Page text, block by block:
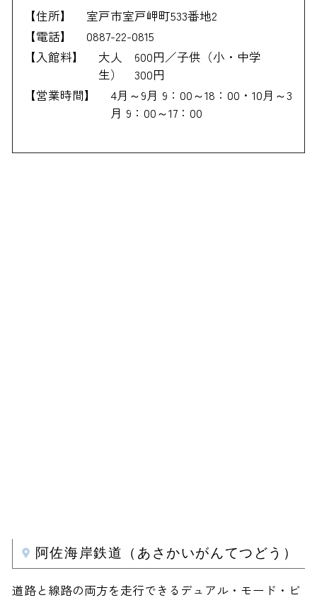
【住所】
室戸市室戸岬町533番地2
【電話】
0887-22-0815
【入館料】
大人 600円／子供（小・中学
生） 300円
【営業時間】
4月～9月 9：00～18：00・10月～3
月 9：00～17：00
阿佐海岸鉄道（あさかいがんてつどう）
道路と線路の両方を走行できるデュアル・モード・ビ